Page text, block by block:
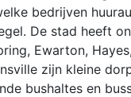
bedrijven
De stad heeft
Ewarton,
zijn kleine
bushaltes en